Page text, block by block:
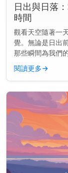
日出與日落
時間
觀看天空隨著一
覺。無論是日出
那些瞬間為我們
——以及為何會改
一時間發生。它...
閱讀更多→